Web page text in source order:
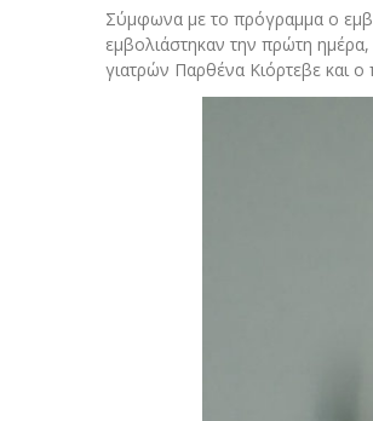
Σύμφωνα με το πρόγραμμα ο
εμβολιάστηκαν την πρώτη
γιατρών Παρθένα Κιόρτεβε και